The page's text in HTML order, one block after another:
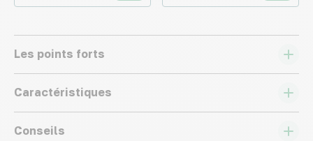
Les points forts
Caractéristiques
Conseils